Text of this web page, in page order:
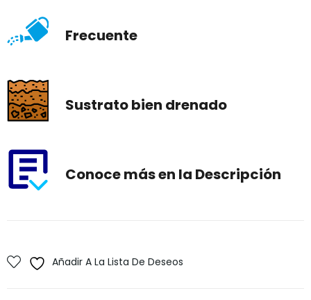
Frecuente
Sustrato bien drenado
Conoce más en la Descripción
Añadir A La Lista De Deseos